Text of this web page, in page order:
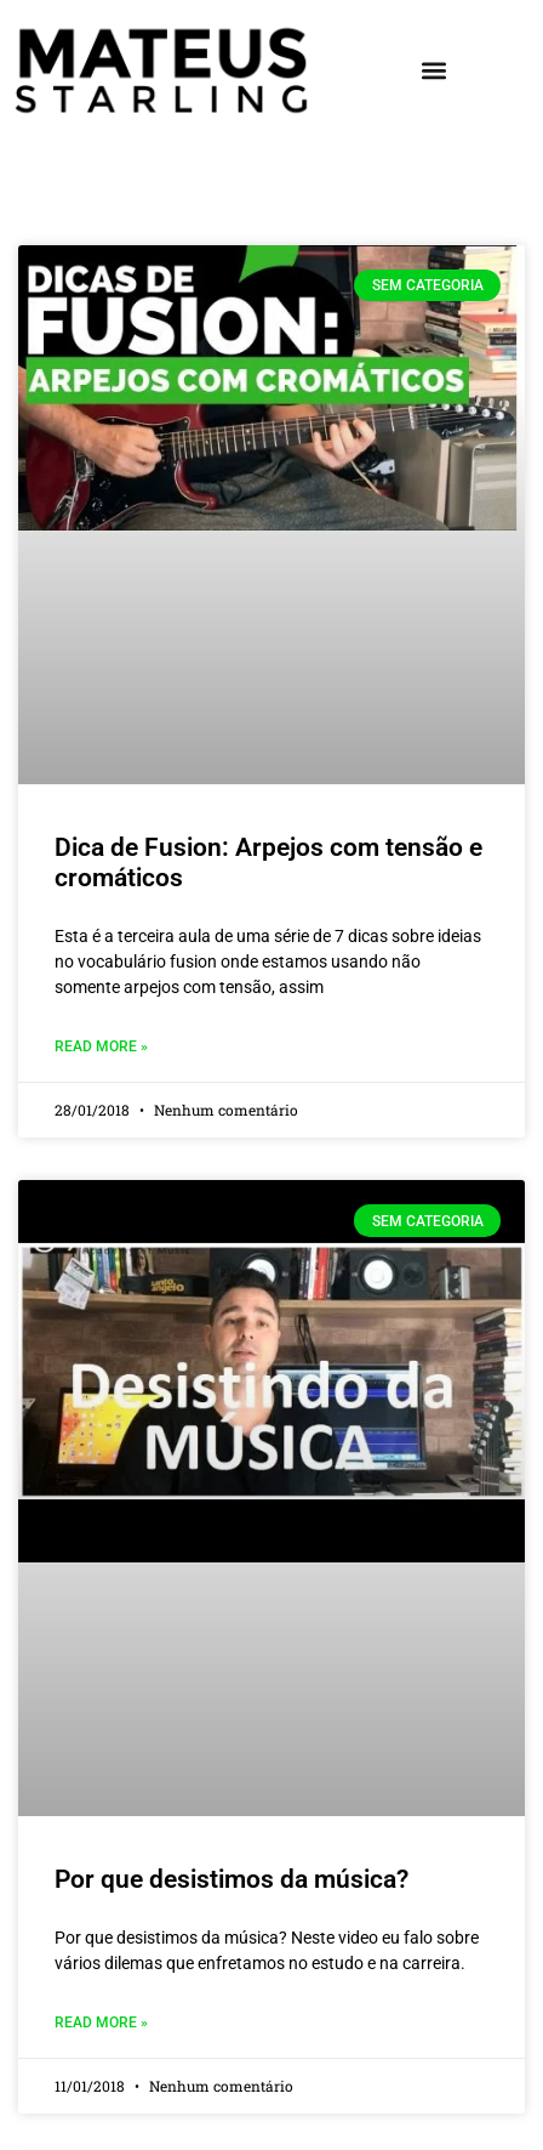
SEM CATEGORIA
Dica de Fusion: Arpejos com tensão e
cromáticos
Esta é a terceira aula de uma série de 7 dicas sobre ideias
no vocabulário fusion onde estamos usando não
somente arpejos com tensão, assim
READ MORE »
28/01/2018 Nenhum comentário
SEM CATEGORIA
Por que desistimos da música?
Por que desistimos da música? Neste video eu falo sobre
vários dilemas que enfretamos no estudo e na carreira.
READ MORE »
11/01/2018 Nenhum comentário